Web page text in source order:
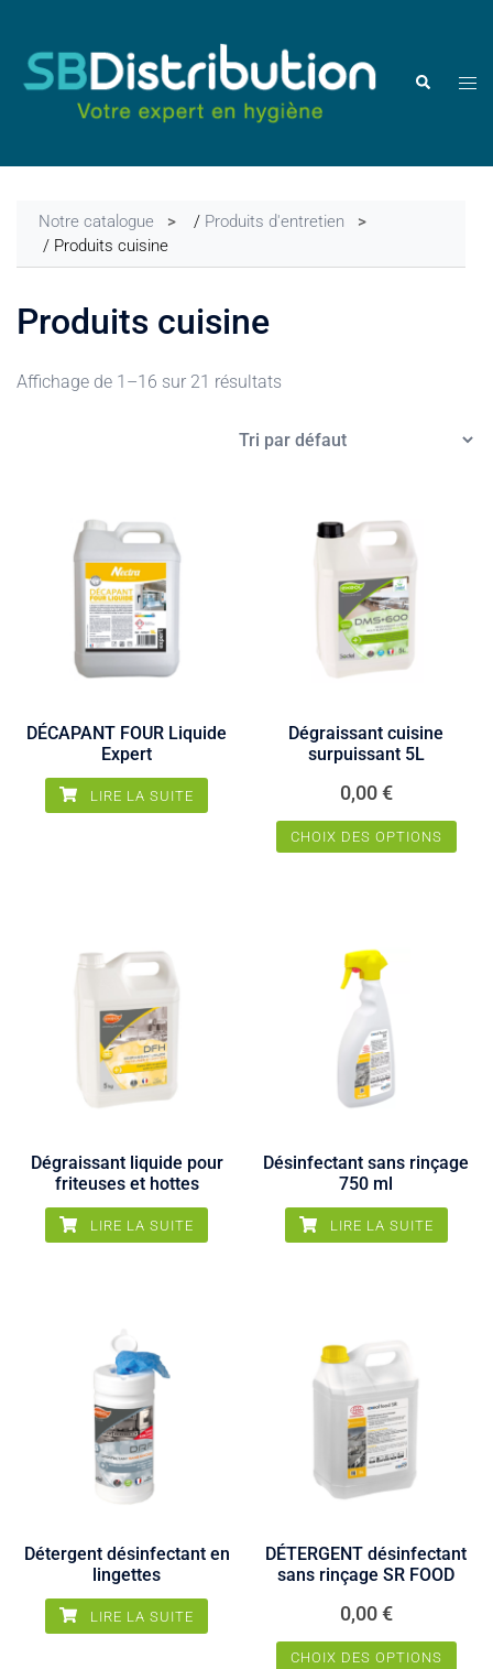
contenu
Rechercher
Notre catalogue / Produits d'entretien
/ Produits cuisine
Produits cuisine
Affichage de 1–16 sur 21 résultats
DÉCAPANT FOUR Liquide
Expert
LIRE LA SUITE
Dégraissant cuisine
surpuissant 5L
0,00€
CHOIX DES OPTIONS
plusieurs
variations.
Les
options
peuvent
être
la
page
du
produit
Dégraissant liquide pour
friteuses et hottes
LIRE LA SUITE
Désinfectant sans rinçage
750 ml
LIRE LA SUITE
Détergent désinfectant en
lingettes
LIRE LA SUITE
DÉTERGENT désinfectant
sans rinçage SR FOOD
0,00€
CHOIX DES OPTIONS